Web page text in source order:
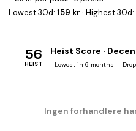
Lowest 30d: 159 kr · Highest 30d:
56
HEIST
Heist Score ·
Lowest in 6 months
Ingen forhandlere